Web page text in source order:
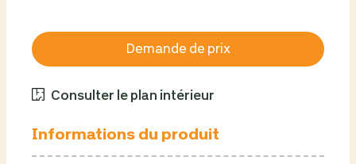
Demande de prix
Consulter le plan intérieur
Informations du produit